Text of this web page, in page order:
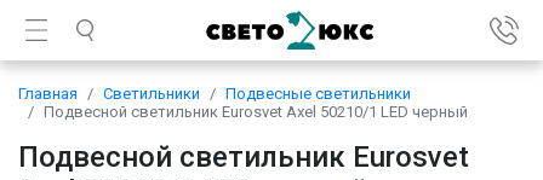
Главная Светильники
Подвесные светильники
Подвесной светильник Eurosvet Axel 50210/1 LED черный
Подвесной светильник Eurosvet